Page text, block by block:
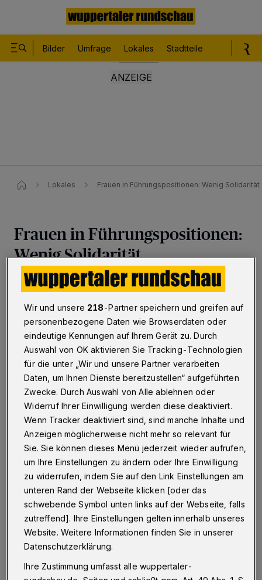
Bilder Umfrage Lokales Stadtteile
Lokales Frauen in Führungspositionen: Wenig Solidarität
Frauen in Führungspositionen:
Wenig Solidarität
Wuppertal ·Frauen in Führungspositionen der
städtischen Tochtergesellschaften— ja schon, aber
nicht so. So lässt sich zusammenfassen, wie der
entsprechende Antrag der Grünen am Montag (4. Juli
2016) im Rat diskutiert wurde.
06.07.2016 , 19:21 Uhr Eine Minute Lesezeit
D ieser sah unter anderem vor, konkrete
Rahmenkonzepte zu entwickeln, mit
Leitungsebenen der Unternehmen deutlich zu
Wir und unsere 218-Partner speichern und greifen auf
personenbezogene Daten wie Browserdaten oder
eindeutige Kennungen auf Ihrem Gerät zu. Durch
Auswahl von OK aktivieren Sie Tracking-Technologien
für die unter „Wir und unsere Partner verarbeiten
Daten, um Ihnen Dienste bereitzustellen“ aufgeführten
Zwecke. Durch Auswahl von Alle ablehnen oder
Widerruf Ihrer Einwilligung werden diese deaktiviert.
Wenn Tracker deaktiviert sind, sind manche Inhalte und
Anzeigen möglicherweise nicht mehr so relevant für
Sie. Sie können dieses Menü jederzeit wieder aufrufen,
um Ihre Einstellungen zu ändern oder Ihre Einwilligung
zu widerrufen, indem Sie auf den Link Einstellungen am
unteren Rand der Webseite klicken [oder das
schwebende Symbol unten links auf der Webseite, falls
zutreffend]. Ihre Einstellungen gelten innerhalb unseres
Website. Weitere Informationen finden Sie in unserer
Datenschutzerklärung.
Ihre Zustimmung umfasst alle wuppertaler-